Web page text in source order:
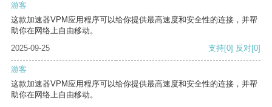
游客
这款加速器VPM应用程序可以给你提供最高速度和安全性的连接，并帮
助你在网络上自由移动。
2025-09-25
支持[0] 反对[0]
游客
这款加速器VPM应用程序可以给你提供最高速度和安全性的连接，并帮
助你在网络上自由移动。